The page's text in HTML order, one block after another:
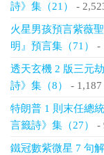
詩》集（21）
-
火星男孩預言紫薇
明』預言集（71）
-
透天玄機 2 版三元
詩》集（8）
-
特朗普 1 則末任總
言籤詩》集（27）
-
鐵冠數紫微星 7 句